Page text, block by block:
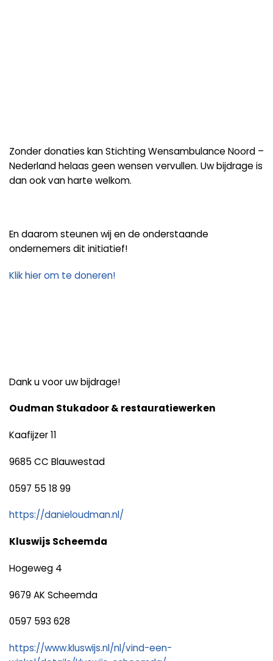
Zonder donaties kan Stichting Wensambulance Noord –
Nederland helaas geen wensen vervullen. Uw bijdrage is
dan ook van harte welkom.
En daarom steunen wij en de onderstaande
ondernemers dit initiatief!
Klik hier om te doneren!
Dank u voor uw bijdrage!
Oudman Stukadoor & restauratiewerken
Kaafijzer 11
9685 CC Blauwestad
0597 55 18 99
https://danieloudman.nl/
Kluswijs Scheemda
Hogeweg 4
9679 AK Scheemda
0597 593 628
https://www.kluswijs.nl/nl/vind-een-